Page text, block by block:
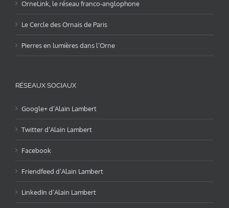
OrneLink, le réseau franco-anglophone
Le Cercle des Ornais de Paris
Pierres en lumières dans l’Orne
RÉSEAUX SOCIAUX
Google+ d’Alain Lambert
Twitter d’Alain Lambert
Facebook
Friendfeed d’Alain Lambert
LinkedIn d’Alain Lambert